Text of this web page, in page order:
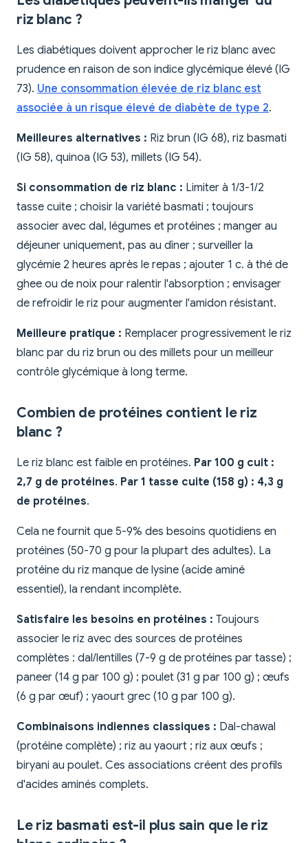
riz blanc ?
Les diabétiques doivent approcher le riz blanc avec
prudence en raison de son indice glycémique élevé (IG
73). Une consommation élevée de riz blanc est
associée à un risque élevé de diabète de type 2.
Meilleures alternatives : Riz brun (IG 68), riz basmati
(IG 58), quinoa (IG 53), millets (IG 54).
Si consommation de riz blanc : Limiter à 1/3-1/2
tasse cuite ; choisir la variété basmati ; toujours
associer avec dal, légumes et protéines ; manger au
déjeuner uniquement, pas au dîner ; surveiller la
glycémie 2 heures après le repas ; ajouter 1 c. à thé de
ghee ou de noix pour ralentir l'absorption ; envisager
de refroidir le riz pour augmenter l'amidon résistant.
Meilleure pratique : Remplacer progressivement le riz
blanc par du riz brun ou des millets pour un meilleur
contrôle glycémique à long terme.
Combien de protéines contient le riz
blanc ?
Le riz blanc est faible en protéines. Par 100 g cuit :
2,7 g de protéines. Par 1 tasse cuite (158 g) : 4,3 g
de protéines.
Cela ne fournit que 5-9% des besoins quotidiens en
protéines (50-70 g pour la plupart des adultes). La
protéine du riz manque de lysine (acide aminé
essentiel), la rendant incomplète.
Satisfaire les besoins en protéines : Toujours
associer le riz avec des sources de protéines
complètes : dal/lentilles (7-9 g de protéines par tasse) ;
paneer (14 g par 100 g) ; poulet (31 g par 100 g) ; œufs
(6 g par œuf) ; yaourt grec (10 g par 100 g).
Combinaisons indiennes classiques : Dal-chawal
(protéine complète) ; riz au yaourt ; riz aux œufs ;
biryani au poulet. Ces associations créent des profils
d'acides aminés complets.
Le riz basmati est-il plus sain que le riz